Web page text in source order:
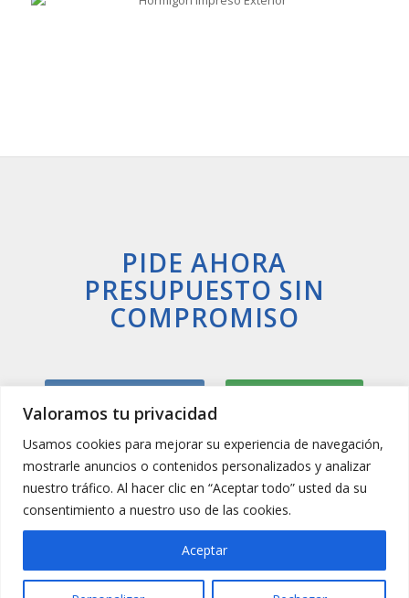
Valoramos tu privacidad
Usamos cookies para mejorar su experiencia de navegación,
mostrarle anuncios o contenidos personalizados y analizar
nuestro tráfico. Al hacer clic en “Aceptar todo” usted da su
consentimiento a nuestro uso de las cookies.
Aceptar
PIDE AHORA
PRESUPUESTO SIN
COMPROMISO